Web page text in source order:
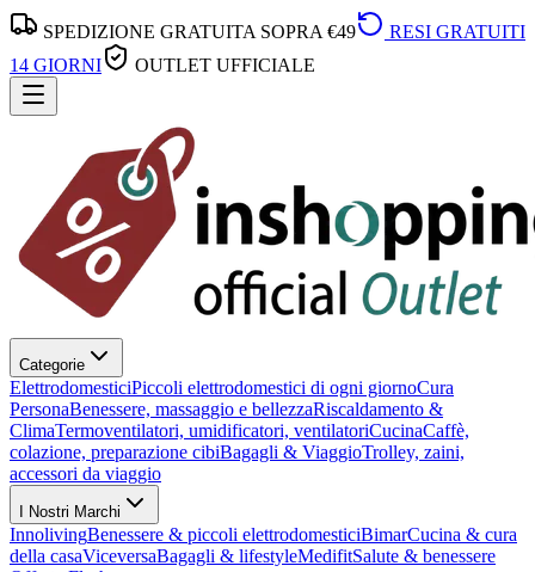
SPEDIZIONE GRATUITA SOPRA €49
RESI GRATUITI
14 GIORNI
OUTLET UFFICIALE
Categorie
ElettrodomesticiPiccoli elettrodomestici di ogni giornoCura
PersonaBenessere, massaggio e bellezzaRiscaldamento &
ClimaTermoventilatori, umidificatori, ventilatoriCucinaCaffè,
colazione, preparazione cibiBagagli & ViaggioTrolley, zaini,
accessori da viaggio
I Nostri Marchi
InnolivingBenessere & piccoli elettrodomesticiBimarCucina & cura
della casaViceversaBagagli & lifestyleMedifitSalute & benessere